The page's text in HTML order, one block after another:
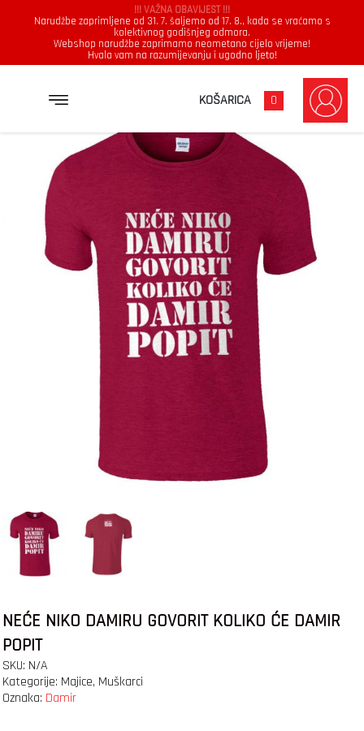
!!! VAŽNA OBAVIJEST !!!
Narudžbe zaprimljene od 31. 7. šaljemo od 17. 8., kada se vraćamo s
kolektivnog godišnjeg odmora.
Webshop narudžbe zaprimamo neometano cijelo vrijeme!
Hvala vam na razumijevanju i ugodno ljeto!
KOŠARICA 0
NEĆE NIKO DAMIRU GOVORIT KOLIKO ĆE DAMIR POPIT
NEĆE NIKO DAMIRU GOVORIT KOLIKO ĆE DAMIR
POPIT
SKU: N/A
Kategorije: Majice, Muškarci
Oznaka: Damir